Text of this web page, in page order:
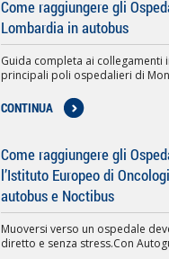
Come raggiungere gli
Lombardia in autobus
Guida completa ai collegamenti
principali poli ospedalieri di
CONTINUA
Come raggiungere gli
l’Istituto Europeo di
autobus e Noctibus
Muoversi verso un ospedale
diretto e senza stress.Con